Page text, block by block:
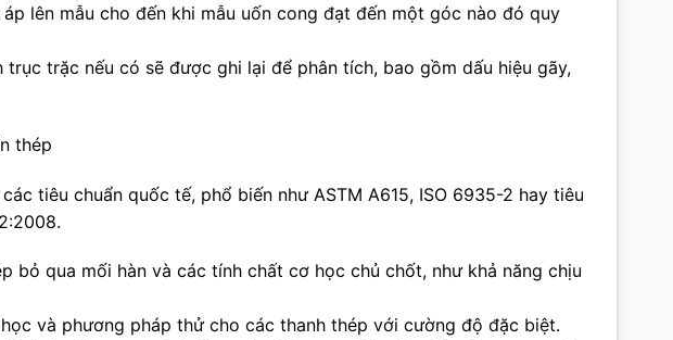
lên mẫu cho đến khi mẫu uốn cong đạt đến một góc nào đó quy
trục trặc nếu có sẽ được ghi lại để phân tích, bao gồm dấu hiệu gãy,
thép
tiêu chuẩn quốc tế, phổ biến như ASTM A615, ISO 6935-2 hay tiêu
bỏ qua mối hàn và các tính chất cơ học chủ chốt, như khả năng chịu
và phương pháp thử cho các thanh thép với cường độ đặc biệt.